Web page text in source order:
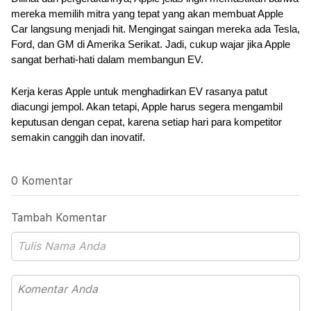
mereka memilih mitra yang tepat yang akan membuat Apple
Car langsung menjadi hit. Mengingat saingan mereka ada Tesla,
Ford, dan GM di Amerika Serikat. Jadi, cukup wajar jika Apple
sangat berhati-hati dalam membangun EV.
Kerja keras Apple untuk menghadirkan EV rasanya patut
diacungi jempol. Akan tetapi, Apple harus segera mengambil
keputusan dengan cepat, karena setiap hari para kompetitor
semakin canggih dan inovatif.
0 Komentar
Tambah Komentar